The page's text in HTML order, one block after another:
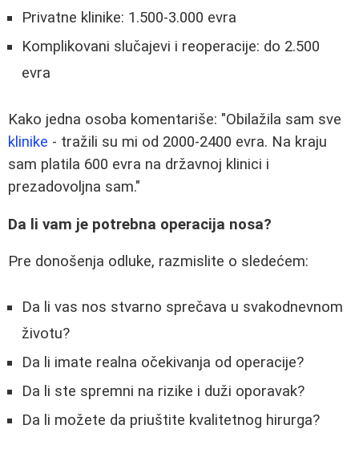
Privatne klinike: 1.500-3.000 evra
Komplikovani slučajevi i reoperacije: do 2.500
evra
Kako jedna osoba komentariše: "Obilažila sam sve
klinike - tražili su mi od 2000-2400 evra. Na kraju
sam platila 600 evra na državnoj klinici i
prezadovoljna sam."
Da li vam je potrebna operacija nosa?
Pre donošenja odluke, razmislite o sledećem:
Da li vas nos stvarno sprečava u svakodnevnom
životu?
Da li imate realna očekivanja od operacije?
Da li ste spremni na rizike i duži oporavak?
Da li možete da priuštite kvalitetnog hirurga?